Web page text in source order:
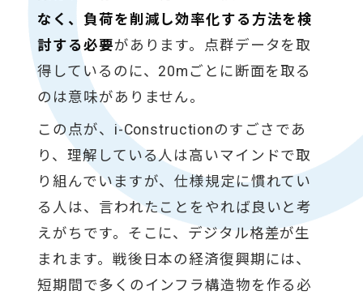
なく、負荷を削減し効率化する方法を検
討する必要があります。点群データを取
得しているのに、20mごとに断面を取る
のは意味がありません。
この点が、i-Constructionのすごさであ
り、理解している人は高いマインドで取
り組んでいますが、仕様規定に慣れてい
る人は、言われたことをやれば良いと考
えがちです。そこに、デジタル格差が生
まれます。戦後日本の経済復興期には、
短期間で多くのインフラ構造物を作る必